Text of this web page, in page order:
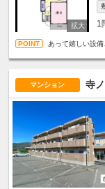
1
あって嬉しい設
マンション 寺